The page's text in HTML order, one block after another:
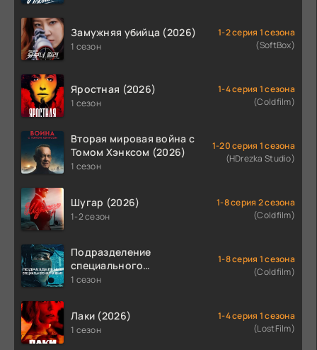
Замужняя убийца (2026)
1 сезон
1-2 серия 1 сезона
(SoftBox)
Яростная (2026)
1 сезон
1-4 серия 1 сезона
(Coldfilm)
Вторая мировая война с
Томом Хэнксом (2026)
1 сезон
1-20 серия 1 сезона
(HDrezka Studio)
Шугар (2026)
1-2 сезон
1-8 серия 2 сезона
(Coldfilm)
Подразделение
специального
назначения (2026)
1 сезон
1-8 серия 1 сезона
(Coldfilm)
Лаки (2026)
1 сезон
1-4 серия 1 сезона
(LostFilm)